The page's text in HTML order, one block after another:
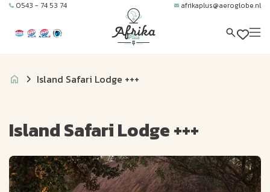
0543 - 74 53 74 afrikaplus@aeroglobe.nl
Island Safari Lodge +++
Island Safari Lodge +++